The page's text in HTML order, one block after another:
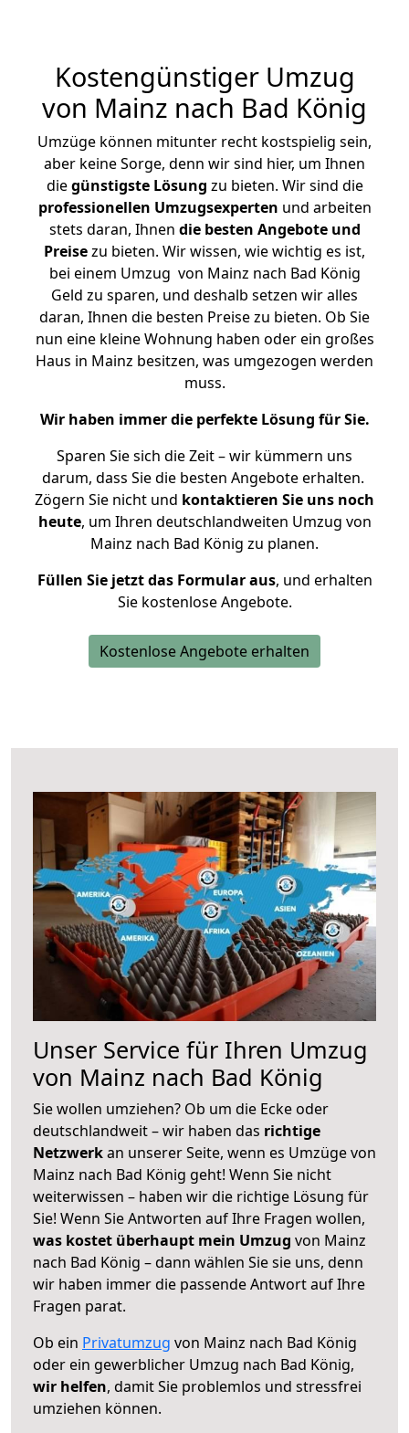
Kostengünstiger Umzug
von Mainz nach Bad König
Umzüge können mitunter recht kostspielig sein,
aber keine Sorge, denn wir sind hier, um Ihnen
diegünstigste Lösung zu bieten. Wir sind die
professionellen Umzugsexperten und arbeiten
stets daran, Ihnen die besten Angebote und
Preisezu bieten. Wir wissen, wie wichtig es ist,
bei einem Umzug von Mainz nach Bad König
Geld zu sparen, und deshalb setzen wir alles
daran, Ihnen die besten Preise zu bieten. Ob Sie
nun eine kleine Wohnung haben oder ein großes
Haus in Mainz besitzen, was umgezogen werden
muss.
Wir haben immer die perfekte Lösung für Sie.
Sparen Sie sich die Zeit – wir kümmern uns
darum, dass Sie die besten Angebote erhalten.
Zögern Sie nicht und kontaktieren Sie uns noch
heute, um Ihren deutschlandweiten Umzug von
Mainz nach Bad König zu planen.
Füllen Sie jetzt das Formular aus, und erhalten
Sie kostenlose Angebote.
Kostenlose Angebote erhalten
Unser Service für Ihren Umzug
von Mainz nach Bad König
Sie wollen umziehen? Ob um die Ecke oder
deutschlandweit – wir haben das richtige
Netzwerkan unserer Seite, wenn es Umzüge von
Mainz nach Bad König geht! Wenn Sie nicht
weiterwissen – haben wir die richtige Lösung für
Sie! Wenn Sie Antworten auf Ihre Fragen wollen,
was kostet überhaupt mein Umzug von Mainz
nach Bad König – dann wählen Sie sie uns, denn
wir haben immer die passende Antwort auf Ihre
Fragen parat.
Ob ein Privatumzug von Mainz nach Bad König
oder ein gewerblicher Umzug nach Bad König,
wir helfen, damit Sie problemlos und stressfrei
umziehen können.